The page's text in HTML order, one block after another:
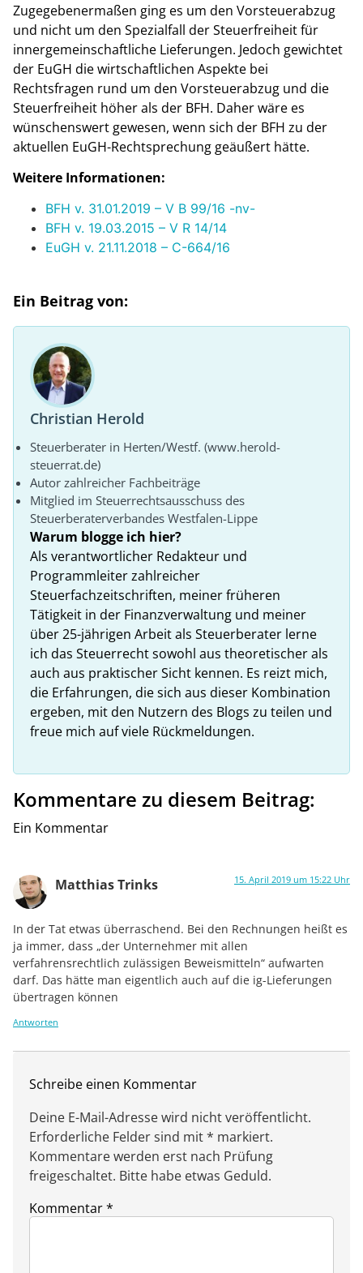
Zugegebenermaßen ging es um den Vorsteuerabzug
und nicht um den Spezialfall der Steuerfreiheit für
innergemeinschaftliche Lieferungen. Jedoch gewichtet
der EuGH die wirtschaftlichen Aspekte bei
Rechtsfragen rund um den Vorsteuerabzug und die
Steuerfreiheit höher als der BFH. Daher wäre es
wünschenswert gewesen, wenn sich der BFH zu der
aktuellen EuGH-Rechtsprechung geäußert hätte.
Weitere Informationen:
BFH v. 31.01.2019 – V B 99/16 -nv-
BFH v. 19.03.2015 – V R 14/14
EuGH v. 21.11.2018 – C-664/16
Ein Beitrag von:
Christian Herold
Steuerberater in Herten/Westf. (www.herold-
steuerrat.de)
Autor zahlreicher Fachbeiträge
Mitglied im Steuerrechtsausschuss des
Steuerberaterverbandes Westfalen-Lippe
Warum blogge ich hier?
Als verantwortlicher Redakteur und
Programmleiter zahlreicher
Steuerfachzeitschriften, meiner früheren
Tätigkeit in der Finanzverwaltung und meiner
über 25-jährigen Arbeit als Steuerberater lerne
ich das Steuerrecht sowohl aus theoretischer als
auch aus praktischer Sicht kennen. Es reizt mich,
die Erfahrungen, die sich aus dieser Kombination
ergeben, mit den Nutzern des Blogs zu teilen und
freue mich auf viele Rückmeldungen.
Kommentare zu diesem Beitrag:
Ein Kommentar
Matthias Trinks 15. April 2019 um 15:22 Uhr
In der Tat etwas überraschend. Bei den Rechnungen heißt es
ja immer, dass „der Unternehmer mit allen
verfahrensrechtlich zulässigen Beweismitteln“ aufwarten
darf. Das hätte man eigentlich auch auf die ig-Lieferungen
übertragen können
Antworten
Schreibe einen Kommentar
Deine E-Mail-Adresse wird nicht veröffentlicht.
Erforderliche Felder sind mit * markiert.
Kommentare werden erst nach Prüfung
freigeschaltet. Bitte habe etwas Geduld.
Kommentar*